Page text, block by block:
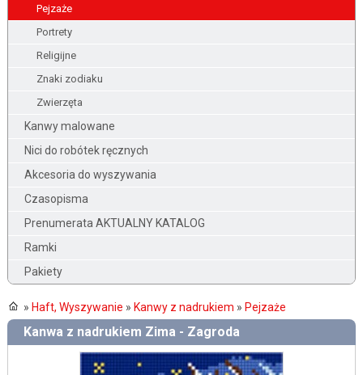
Pejzaże
Portrety
Religijne
Znaki zodiaku
Zwierzęta
Kanwy malowane
Nici do robótek ręcznych
Akcesoria do wyszywania
Czasopisma
Prenumerata AKTUALNY KATALOG
Ramki
Pakiety
» Haft, Wyszywanie » Kanwy z nadrukiem » Pejzaże
Kanwa z nadrukiem Zima - Zagroda